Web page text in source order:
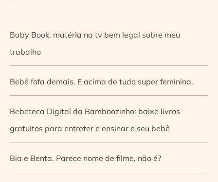
Baby Book, matéria na tv bem legal sobre meu
trabalho
Bebê fofa demais. E acima de tudo super feminina.
Bebeteca Digital da Bamboozinho: baixe livros
gratuitos para entreter e ensinar o seu bebê
Bia e Benta. Parece nome de filme, não é?